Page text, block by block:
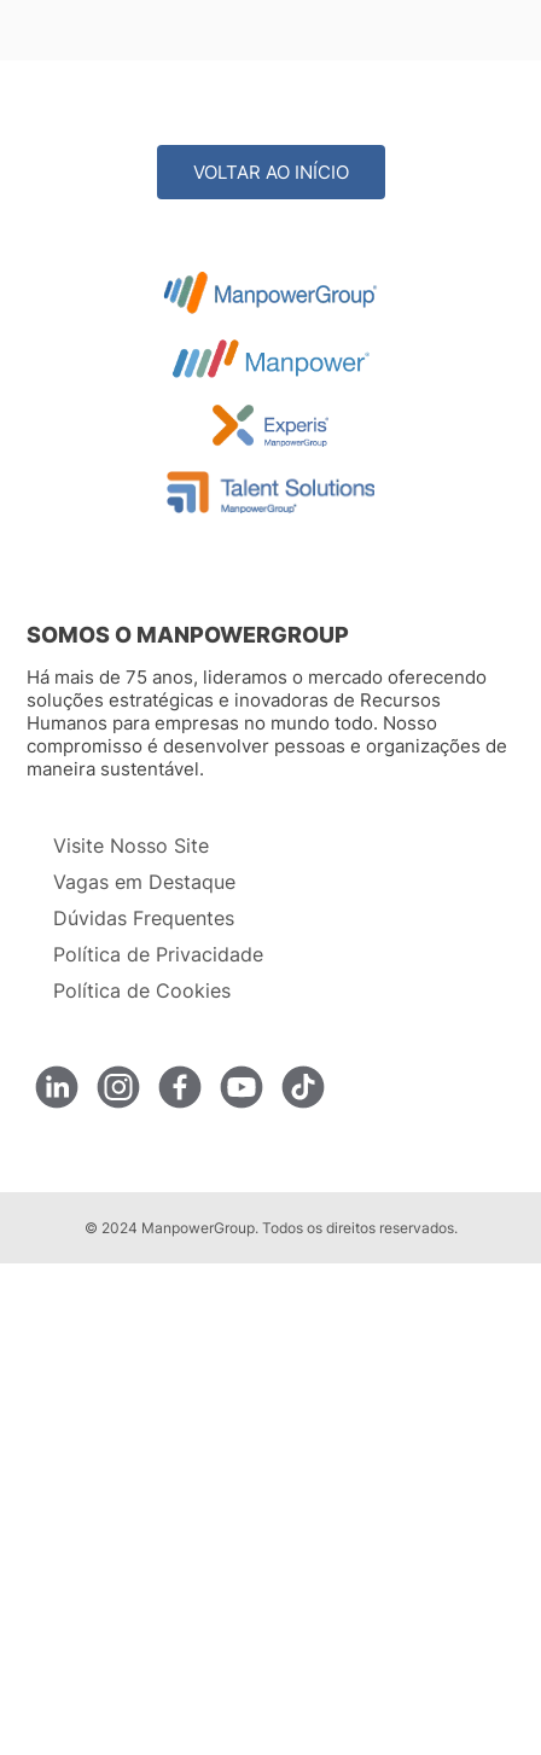
VOLTAR AO INÍCIO
SOMOS O MANPOWERGROUP
Há mais de 75 anos, lideramos o mercado oferecendo
soluções estratégicas e inovadoras de Recursos
Humanos para empresas no mundo todo. Nosso
compromisso é desenvolver pessoas e organizações de
maneira sustentável.
Visite Nosso Site
Vagas em Destaque
Dúvidas Frequentes
Política de Privacidade
Política de Cookies
© 2024 ManpowerGroup. Todos os direitos reservados.